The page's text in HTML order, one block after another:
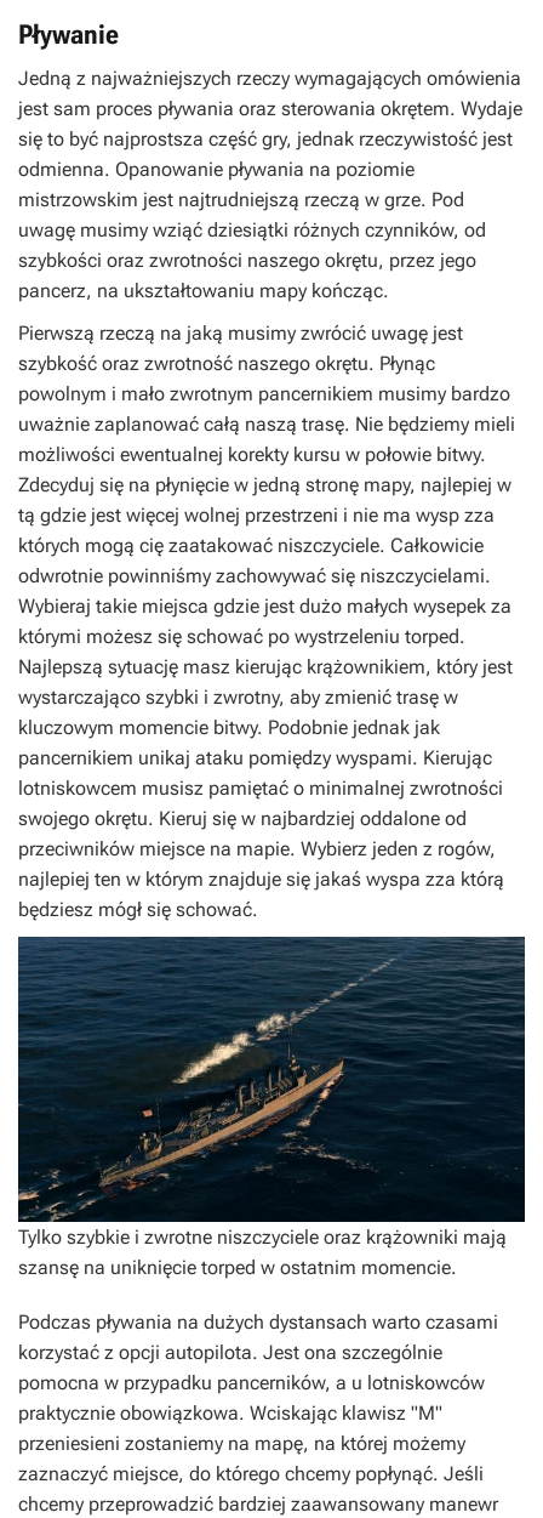
Pływanie
Jedną z najważniejszych rzeczy wymagających omówienia
jest sam proces pływania oraz sterowania okrętem. Wydaje
się to być najprostsza część gry, jednak rzeczywistość jest
odmienna. Opanowanie pływania na poziomie
mistrzowskim jest najtrudniejszą rzeczą w grze. Pod
uwagę musimy wziąć dziesiątki różnych czynników, od
szybkości oraz zwrotności naszego okrętu, przez jego
pancerz, na ukształtowaniu mapy kończąc.
Pierwszą rzeczą na jaką musimy zwrócić uwagę jest
szybkość oraz zwrotność naszego okrętu. Płynąc
powolnym i mało zwrotnym pancernikiem musimy bardzo
uważnie zaplanować całą naszą trasę. Nie będziemy mieli
możliwości ewentualnej korekty kursu w połowie bitwy.
Zdecyduj się na płynięcie w jedną stronę mapy, najlepiej w
tą gdzie jest więcej wolnej przestrzeni i nie ma wysp zza
których mogą cię zaatakować niszczyciele. Całkowicie
odwrotnie powinniśmy zachowywać się niszczycielami.
Wybieraj takie miejsca gdzie jest dużo małych wysepek za
którymi możesz się schować po wystrzeleniu torped.
Najlepszą sytuację masz kierując krążownikiem, który jest
wystarczająco szybki i zwrotny, aby zmienić trasę w
kluczowym momencie bitwy. Podobnie jednak jak
pancernikiem unikaj ataku pomiędzy wyspami. Kierując
lotniskowcem musisz pamiętać o minimalnej zwrotności
swojego okrętu. Kieruj się w najbardziej oddalone od
przeciwników miejsce na mapie. Wybierz jeden z rogów,
najlepiej ten w którym znajduje się jakaś wyspa zza którą
będziesz mógł się schować.
Tylko szybkie i zwrotne niszczyciele oraz krążowniki mają
szansę na uniknięcie torped w ostatnim momencie.
Podczas pływania na dużych dystansach warto czasami
korzystać z opcji autopilota. Jest ona szczególnie
pomocna w przypadku pancerników, a u lotniskowców
praktycznie obowiązkowa. Wciskając klawisz "M"
przeniesieni zostaniemy na mapę, na której możemy
zaznaczyć miejsce, do którego chcemy popłynąć. Jeśli
chcemy przeprowadzić bardziej zaawansowany manewr